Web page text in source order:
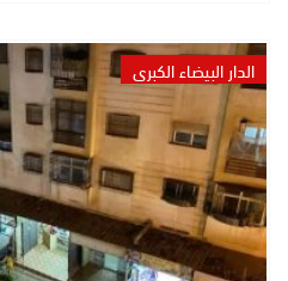
الدار البيضاء الكبرى